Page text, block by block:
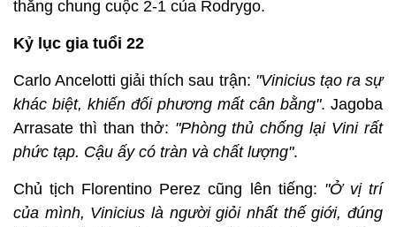
thắng chung cuộc 2-1 của Rodrygo.
Kỷ lục gia tuổi 22
Carlo Ancelotti giải thích sau trận: "Vinicius tạo ra sự
khác biệt, khiến đối phương mất cân bằng". Jagoba
Arrasate thì than thở: "Phòng thủ chống lại Vini rất
phức tạp. Cậu ấy có tràn và chất lượng".
Chủ tịch Florentino Perez cũng lên tiếng: "Ở vị trí
của mình, Vinicius là người giỏi nhất thế giới, đúng